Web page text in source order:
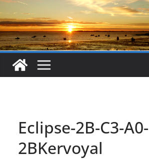
Eclipse-2B-C3-A0-
2BKervoyal